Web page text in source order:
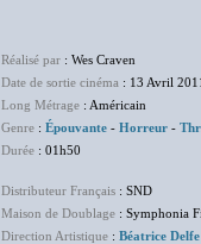
Réalisé par : Wes Craven
Date de sortie cinéma : 13 Avril
Long Métrage : Américain
Genre : Épouvante - Horreur -
Durée : 01h50
Distributeur Français : SND
Maison de Doublage : Symphonia
Direction Artistique : Béatrice Delfe